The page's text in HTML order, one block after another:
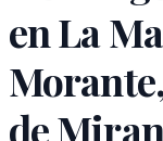
en La
de